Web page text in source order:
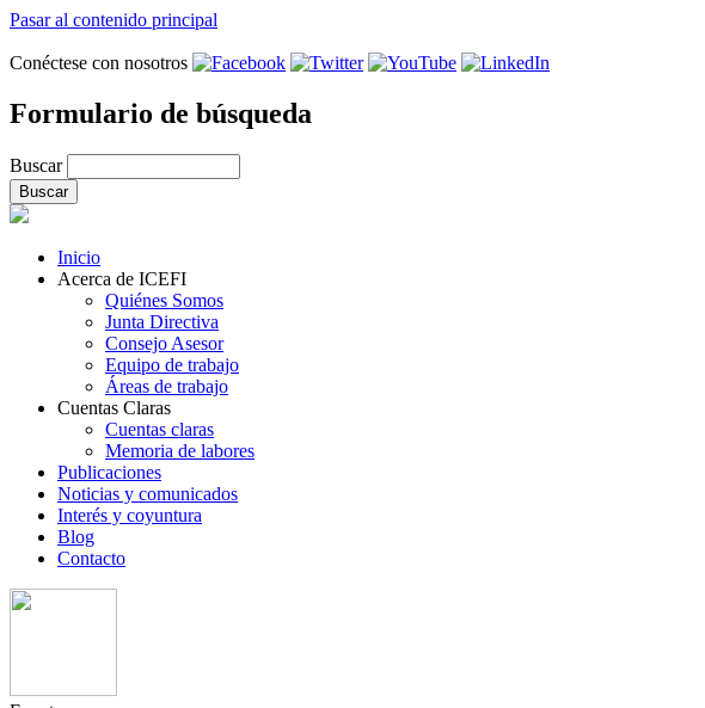
Pasar al contenido principal
Conéctese con nosotros
Formulario de búsqueda
Buscar
Inicio
Acerca de ICEFI
Quiénes Somos
Junta Directiva
Consejo Asesor
Equipo de trabajo
Áreas de trabajo
Cuentas Claras
Cuentas claras
Memoria de labores
Publicaciones
Noticias y comunicados
Interés y coyuntura
Blog
Contacto